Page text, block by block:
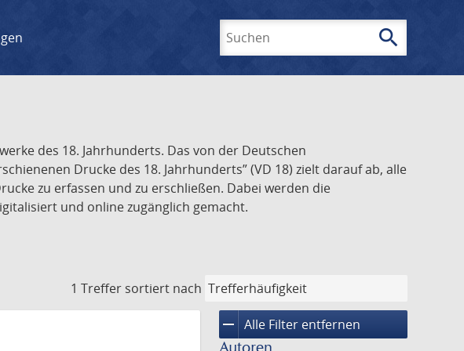
search
des 18. Jahrhunderts. Das von der Deutschen
Drucke des 18. Jahrhunderts” (VD 18) zielt darauf ab, alle
zu erfassen und zu erschließen. Dabei werden die
und online zugänglich gemacht.
1 Treffer sortiert nach
remove Alle Filter entfernen